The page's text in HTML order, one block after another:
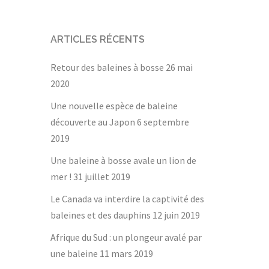
ARTICLES RÉCENTS
Retour des baleines à bosse 26 mai
2020
Une nouvelle espèce de baleine
découverte au Japon 6 septembre
2019
Une baleine à bosse avale un lion de
mer ! 31 juillet 2019
Le Canada va interdire la captivité des
baleines et des dauphins 12 juin 2019
Afrique du Sud : un plongeur avalé par
une baleine 11 mars 2019